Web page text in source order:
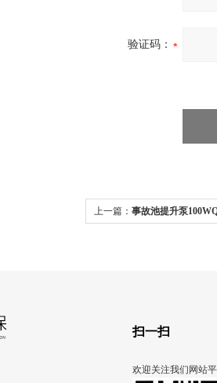
验证码：
上一篇： 事故池提升泵
扫一扫
欢迎关注我们网站